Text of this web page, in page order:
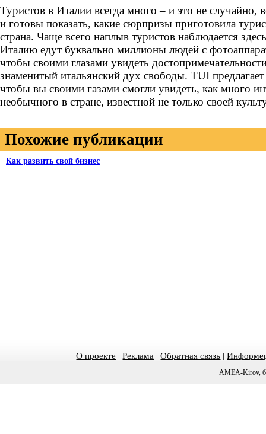
Туристов в Италии всегда много – и это не случайно,
и готовы показать, какие сюрпризы приготовила
страна. Чаще всего наплыв туристов наблюдается
Италию едут буквально миллионы людей с
чтобы своими глазами увидеть
знаменитый итальянский дух свободы. TUI
чтобы вы своими газами смогли увидеть, как много
необычного в стране, известной не только своей
Похожие публикации
Как развить свой бизнес
О проекте |Реклама |Обратная связь |
AMEA-Kirov,